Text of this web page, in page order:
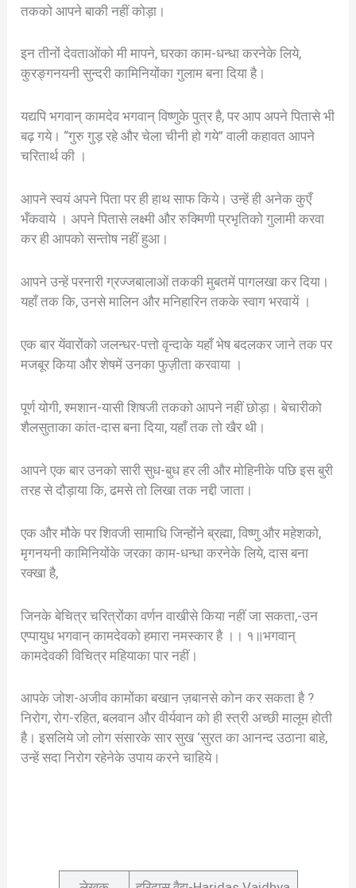
तकको आपने बाकी नहीं कोड़ा।
इन तीनों देवताओंको मी मापने, घरका काम-धन्धा करनेके लिये,
कुरङ्गनयनी सुन्दरी कामिनियोंका गुलाम बना दिया है।
यद्यपि भगवान् कामदेव भगवान् विष्णुके पुत्र है, पर आप अपने पितासे भी
बढ़ गये। “गुरु गुड़ रहे और चेला चीनी हो गये” वाली कहावत आपने
चरितार्थ की ।
आपने स्वयं अपने पिता पर ही हाथ साफ किये। उन्हें ही अनेक कुएँ
भँकवाये । अपने पितासे लक्ष्मी और रुक्मिणी प्रभृतिको गुलामी करवा
कर ही आपको सन्तोष नहीं हुआ।
आपने उन्हें परनारी ग्रज्जबालाओं तककी मुबतमें पागलखा कर दिया।
यहाँ तक कि, उनसे मालिन और मनिहारिन तकके स्वाग भरवायें ।
एक बार येंवारोंको जलन्धर-पत्तो वृन्दाके यहाँ भेष बदलकर जाने तक पर
मजबूर किया और शेषमें उनका फुज़ीता करवाया ।
पूर्ण योगी, श्मशान-यासी शिषजी तकको आपने नहीं छोड़ा। बेचारीको
शैलसुताका कांत-दास बना दिया, यहाँ तक तो खैर थी।
आपने एक बार उनको सारी सुध-बुध हर ली और मोहिनीके पछि इस बुरी
तरह से दौड़ाया कि, ढमसे तो लिखा तक नद्दी जाता।
एक और मौके पर शिवजी सामाधि जिन्होंने ब्रह्मा, विष्णु और महेशको,
मृगनयनी कामिनियोंके जरका काम-धन्धा करनेके लिये, दास बना
रक्खा है,
जिनके बेचित्र चरित्रोंका वर्णन वाखीसे किया नहीं जा सकता,-उन
एप्पायुध भगवान् कामदेवको हमारा नमस्कार है ।। १॥भगवान्
कामदेवकी विचित्र महियाका पार नहीं।
आपके जोश-अजीव कामोंका बखान ज़बानसे कोन कर सकता है ?
निरोग, रोग-रहित, बलवान और वीर्यवान को ही स्त्री अच्छी मालूम होती
है। इसलिये जो लोग संसारके सार सुख ‘सुरत का आनन्द उठाना बाहे,
उन्हें सदा निरोग रहेनेके उपाय करने चाहिये।